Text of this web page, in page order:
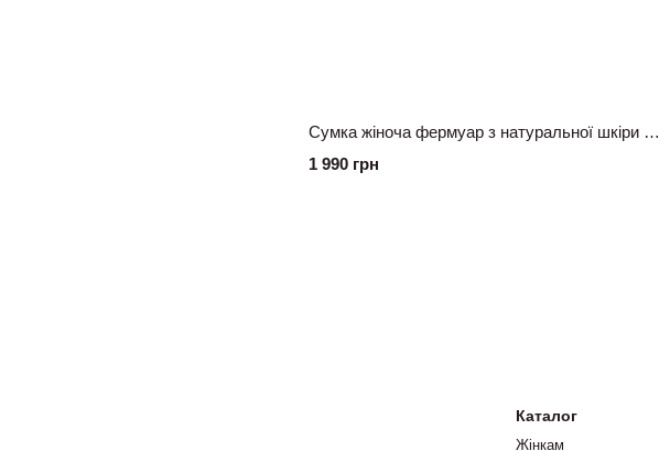
Сумка жіноча фермуар з натуральної шкіри бежева
1 990 грн
Каталог
Жінкам